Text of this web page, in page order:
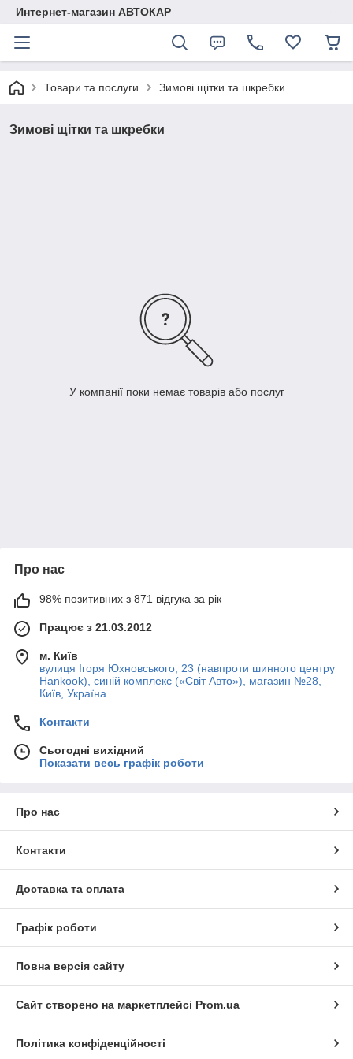
Интернет-магазин АВТОКАР
Товари та послуги Зимові щітки та шкребки
Зимові щітки та шкребки
У компанії поки немає товарів або послуг
Про нас
98% позитивних з 871 відгука за рік
Працює з 21.03.2012
м. Київ
вулиця Ігоря Юхновського, 23 (навпроти шинного центру
Hankook), синій комплекс («Світ Авто»), магазин №28,
Київ, Україна
Контакти
Сьогодні вихідний
Показати весь графік роботи
Про нас
Контакти
Доставка та оплата
Графік роботи
Повна версія сайту
Сайт створено на маркетплейсі Prom.ua
Політика конфіденційності